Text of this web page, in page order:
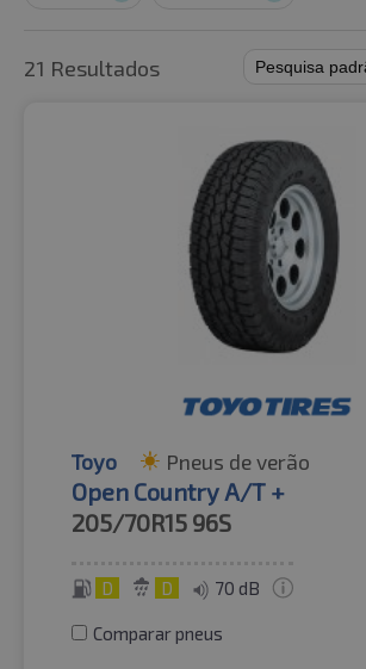
21 Resultados
Toyo Pneus de verão
Open Country A/T +
205/70R15 96S
D D 70 dB
Comparar pneus